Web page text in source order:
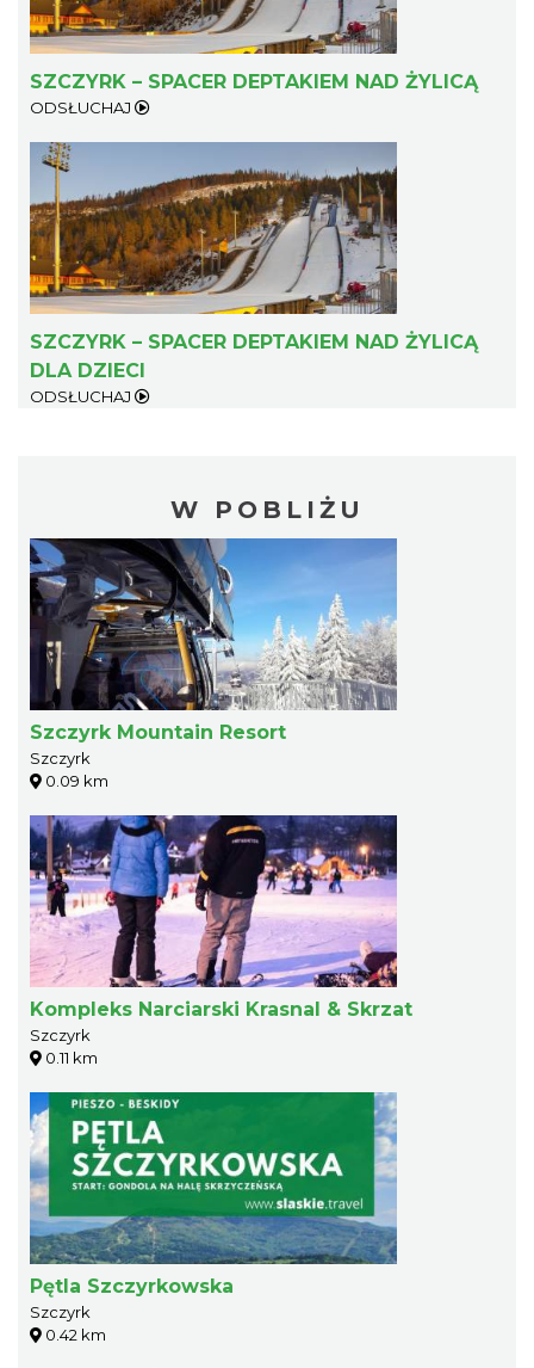
SZCZYRK – SPACER DEPTAKIEM NAD ŻYLICĄ
ODSŁUCHAJ
SZCZYRK – SPACER DEPTAKIEM NAD ŻYLICĄ
DLA DZIECI
ODSŁUCHAJ
W POBLIŻU
Szczyrk Mountain Resort
Szczyrk
0.09 km
Kompleks Narciarski Krasnal & Skrzat
Szczyrk
0.11 km
Pętla Szczyrkowska
Szczyrk
0.42 km